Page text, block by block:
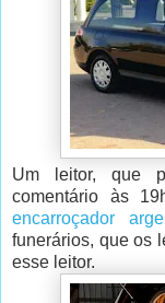
Um leitor, que
comentário às
encarroçador
funerários, que os
esse leitor.